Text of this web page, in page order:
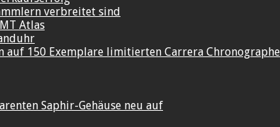
verbreitet sind
Atlas
auf 150 Exemplare limitierten Carrera
Saphir-Gehäuse neu auf